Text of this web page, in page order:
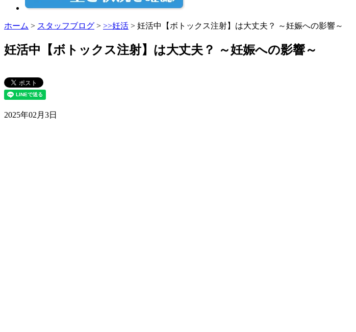
ホーム > スタッフブログ > >>妊活 > 妊活中【ボトックス注射】は大丈夫？ ～妊娠への影響～
妊活中【ボトックス注射】は大丈夫？ ～妊娠への影響～
2025年02月3日